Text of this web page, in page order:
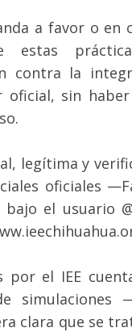
a favor o en
estas
contra la
oficial, sin
legítima y
oficiales
el usuario
el IEE
simulaciones
clara que se